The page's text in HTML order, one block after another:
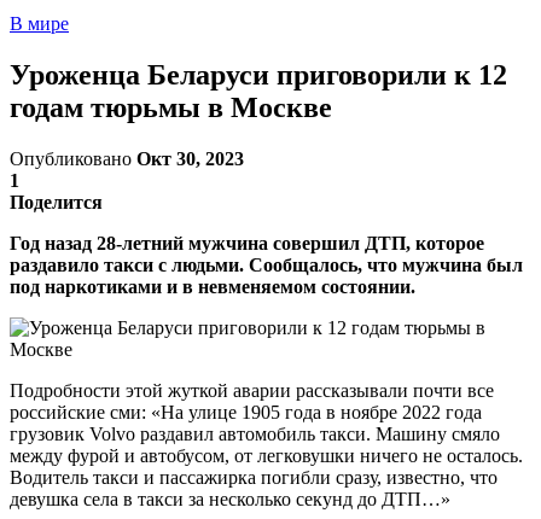
В мире
Уроженца Беларуси приговорили к 12
годам тюрьмы в Москве
Опубликовано Окт 30, 2023
1
Поделится
Год назад 28-летний мужчина совершил ДТП, которое
раздавило такси с людьми. Сообщалось, что мужчина был
под наркотиками и в невменяемом состоянии.
Подробности этой жуткой аварии рассказывали почти все
российские сми: «На улице 1905 года в ноябре 2022 года
грузовик Volvo раздавил автомобиль такси. Машину смяло
между фурой и автобусом, от легковушки ничего не осталось.
Водитель такси и пассажирка погибли сразу, известно, что
девушка села в такси за несколько секунд до ДТП…»